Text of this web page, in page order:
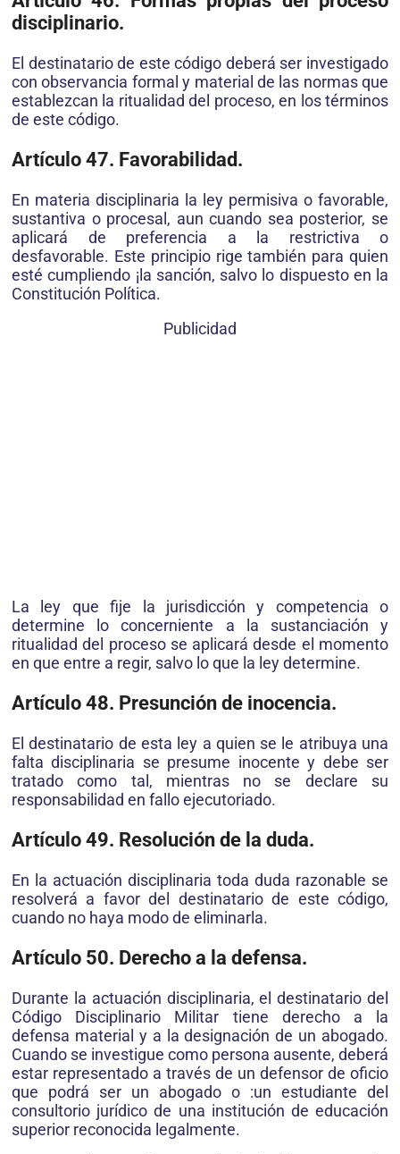
disciplinario.
El destinatario de este código deberá ser investigado
con observancia formal y material de las normas que
establezcan la ritualidad del proceso, en los términos
de este código.
Artículo 47. Favorabilidad.
En materia disciplinaria la ley permisiva o favorable,
sustantiva o procesal, aun cuando sea posterior, se
aplicará de preferencia a la restrictiva o
desfavorable. Este principio rige también para quien
esté cumpliendo ¡la sanción, salvo lo dispuesto en la
Constitución Política.
Publicidad
La ley que fije la jurisdicción y competencia o
determine lo concerniente a la sustanciación y
ritualidad del proceso se aplicará desde el momento
en que entre a regir, salvo lo que la ley determine.
Artículo 48. Presunción de inocencia.
El destinatario de esta ley a quien se le atribuya una
falta disciplinaria se presume inocente y debe ser
tratado como tal, mientras no se declare su
responsabilidad en fallo ejecutoriado.
Artículo 49. Resolución de la duda.
En la actuación disciplinaria toda duda razonable se
resolverá a favor del destinatario de este código,
cuando no haya modo de eliminarla.
Artículo 50. Derecho a la defensa.
Durante la actuación disciplinaria, el destinatario del
Código Disciplinario Militar tiene derecho a la
defensa material y a la designación de un abogado.
Cuando se investigue como persona ausente, deberá
estar representado a través de un defensor de oficio
que podrá ser un abogado o :un estudiante del
consultorio jurídico de una institución de educación
superior reconocida legalmente.